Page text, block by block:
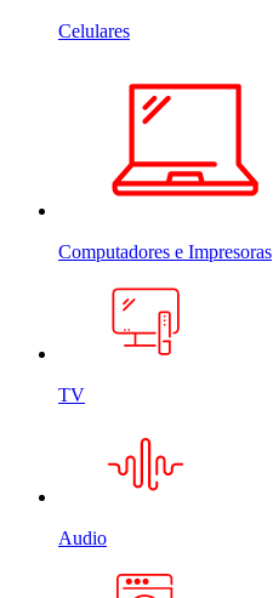
Celulares
Computadores e Impresoras
TV
Audio